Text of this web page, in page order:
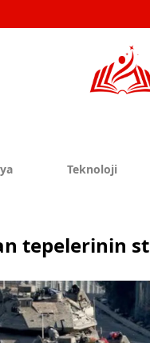
Teknoloji
tepelerinin